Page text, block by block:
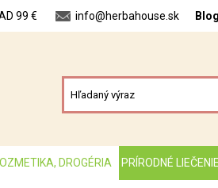
99 € info@herbahouse.sk Blog
DROGÉRIA PRÍRODNÉ LIEČENIE